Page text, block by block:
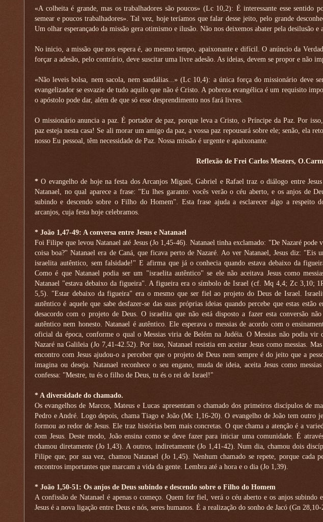
«A colheita é grande, mas os trabalhadores são poucos» (Lc 10,2): É interessante esse
semear e poucos trabalhadores». Tal vez, hoje teríamos que falar desse jeito, pelo grande
Um olhar esperançado da missão gera otimismo e ilusão. Não nos deixemos abater pela desilusão e a
No inicio, a missão que nos espera é, ao mesmo tempo, apaixonante e difícil. O anúncio da
forçar a adesão, pelo contrário, deve suscitar uma livre adesão. As ideias, devem se propor e não
«Não leveis bolsa, nem sacola, nem sandálias...» (Lc 10,4): a única força do missionário deve
evangelizador se esvazie de tudo aquilo que não é Cristo. A pobreza evangélica é um requisito
o apóstolo pode dar, além de que só esse desprendimento nos fará livres.
O missionário anuncia a paz. É portador de paz, porque leva a Cristo, o Príncipe da Paz. Por
paz esteja nesta casa! Se ali morar um amigo da paz, a vossa paz repousará sobre ele; senão, ela
nosso Eu pessoal, têm necessidade de Paz. Nossa missão é urgente e apaixonante.
Reflexão de Frei Carlos Mesters,
* O evangelho de hoje na festa dos Arcanjos Miguel, Gabriel e Rafael traz o diálogo entre
Natanael, no qual aparece a frase: "Eu lhes garanto: vocês verão o céu aberto, e os anjos de
subindo e descendo sobre o Filho do Homem". Esta frase ajuda a esclarecer algo a respeito
arcanjos, cuja festa hoje celebramos.
* João 1,47-49: A conversa entre Jesus e Natanael
Foi Filipe que levou Natanael até Jesus (Jo 1,45-46). Natanael tinha exclamado: "De Nazaré pode
coisa boa?" Natanael era de Caná, que ficava perto de Nazaré. Ao ver Natanael, Jesus diz: "Eis
israelita autêntico, sem falsidade!" E afirma que já o conhecia quando estava debaixo da
Como é que Natanael podia ser um "israelita autêntico" se ele não aceitava Jesus como
Natanael "estava debaixo da figueira". A figueira era o símbolo de Israel (cf. Mq 4,4; Zc 3,10;
5,5). "Estar debaixo da figueira" era o mesmo que ser fiel ao projeto do Deus de Israel.
autêntico é aquele que sabe desfazer-se das suas próprias ideias quando percebe que estas estão
desacordo com o projeto de Deus. O israelita que não está disposto a fazer esta conversão
autêntico nem honesto. Natanael é autêntico. Ele esperava o messias de acordo com o
oficial da época, conforme o qual o Messias viria de Belém na Judéia. O Messias não podia vir
Nazaré na Galileia (Jo 7,41-42.52). Por isso, Natanael resistia em aceitar Jesus como messias.
encontro com Jesus ajudou-o a perceber que o projeto de Deus nem sempre é do jeito que a
imagina ou deseja. Natanael reconhece o seu engano, muda de ideia, aceita Jesus como
confessa: "Mestre, tu és o filho de Deus, tu és o rei de Israel!"
* A diversidade do chamado.
Os evangelhos de Marcos, Mateus e Lucas apresentam o chamado dos primeiros discípulos de
Pedro e André. Logo depois, chama Tiago e João (Mc 1,16-20). O evangelho de João tem outro
formou ao redor de Jesus. Ele traz histórias bem mais concretas. O que chama a atenção é a
com Jesus. Deste modo, João ensina como se deve fazer para iniciar uma comunidade. É
chamou diretamente (Jo 1,43). A outros, indiretamente (Jo 1,41-42). Num dia, chamou dois
Filipe que, por sua vez, chamou Natanael (Jo 1,45). Nenhum chamado se repete, porque cada
encontros importantes que marcam a vida da gente. Lembra até a hora e o dia (Jo 1,39).
* João 1,50-51: Os anjos de Deus subindo e descendo sobre o Filho do Homem
A confissão de Natanael é apenas o começo. Quem for fiel, verá o céu aberto e os anjos
Jesus é a nova ligação entre Deus e nós, seres humanos. É a realização do sonho de Jacó (Gn 28,10-